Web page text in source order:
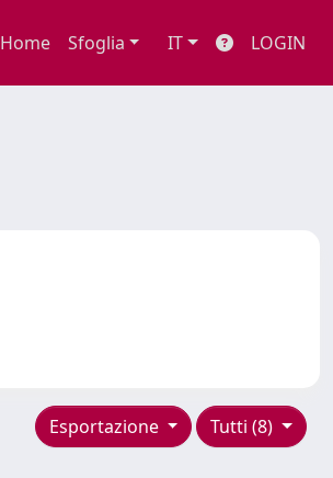
Home Sfoglia IT LOGIN
Tutti (8)
Esportazione